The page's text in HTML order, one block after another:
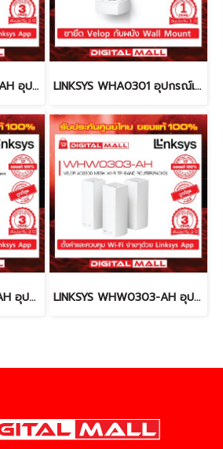
LINKSYS WHW0302-AH อุปกรณ์เชื่อมต่อสัญญาณ (Router) LINKSYS WHA0301 อุปกรณ์เชื่อมต่อสัญญาณ (Router)
LINKSYS WHW0301-AH อุปกรณ์เชื่อมต่อสัญญาณ (Router) LINKSYS WHW0303-AH อุปกรณ์เชื่อมต่อสัญญาณ (Router)